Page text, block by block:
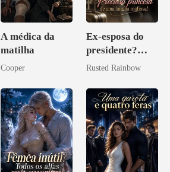
A médica da
matilha
Cooper
Ex-esposa do
presidente?
Preciosa
família
mafiosa!
Rusted Rainbow